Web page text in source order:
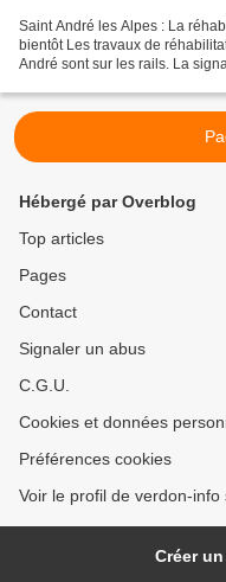
Saint André les Alpes : La
bientôt Les travaux de
André sont sur les rails. La
Hébergé par Overblog
Top articles
Pages
Contact
Signaler un abus
C.G.U.
Cookies et données
Préférences cookies
Voir le profil de verdon-
Créer